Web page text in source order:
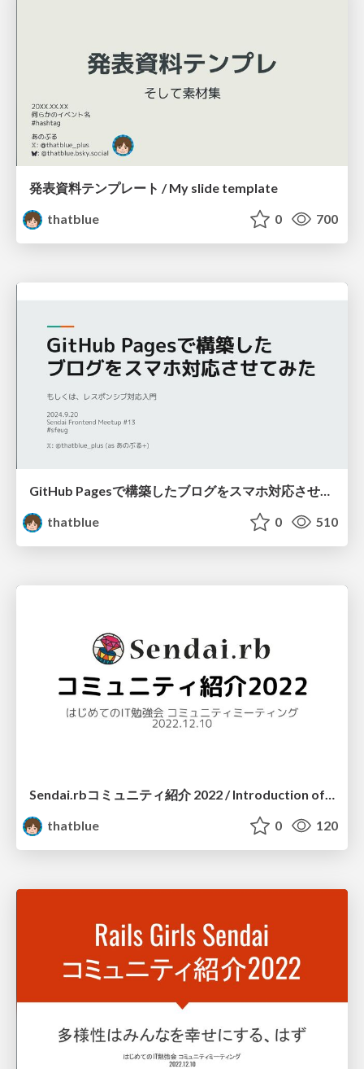
発表資料テンプレート / My slide template
thatblue
0 700
GitHub Pagesで構築したブログをスマホ対応させてみた / make mobile-compatible with lightweight css framework
thatblue
0 510
Sendai.rbコミュニティ紹介 2022 / Introduction of Sendai.rb 2022
thatblue
0 120